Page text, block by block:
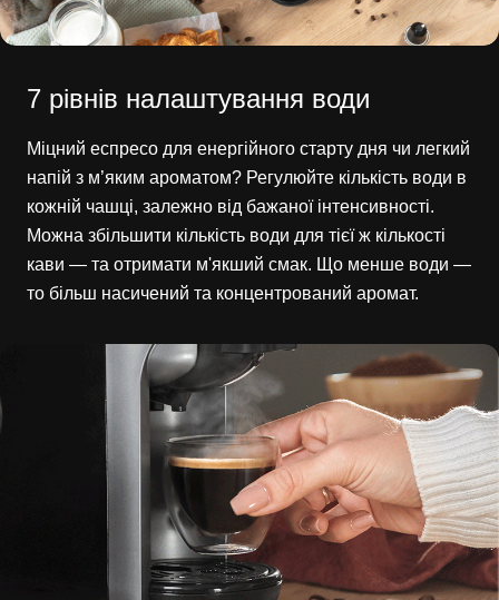
7 рівнів налаштування води
Міцний еспресо для енергійного старту дня чи легкий
напій з м’яким ароматом? Регулюйте кількість води в
кожній чашці, залежно від бажаної інтенсивності.
Можна збільшити кількість води для тієї ж кількості
кави — та отримати м'якший смак. Що менше води —
то більш насичений та концентрований аромат.